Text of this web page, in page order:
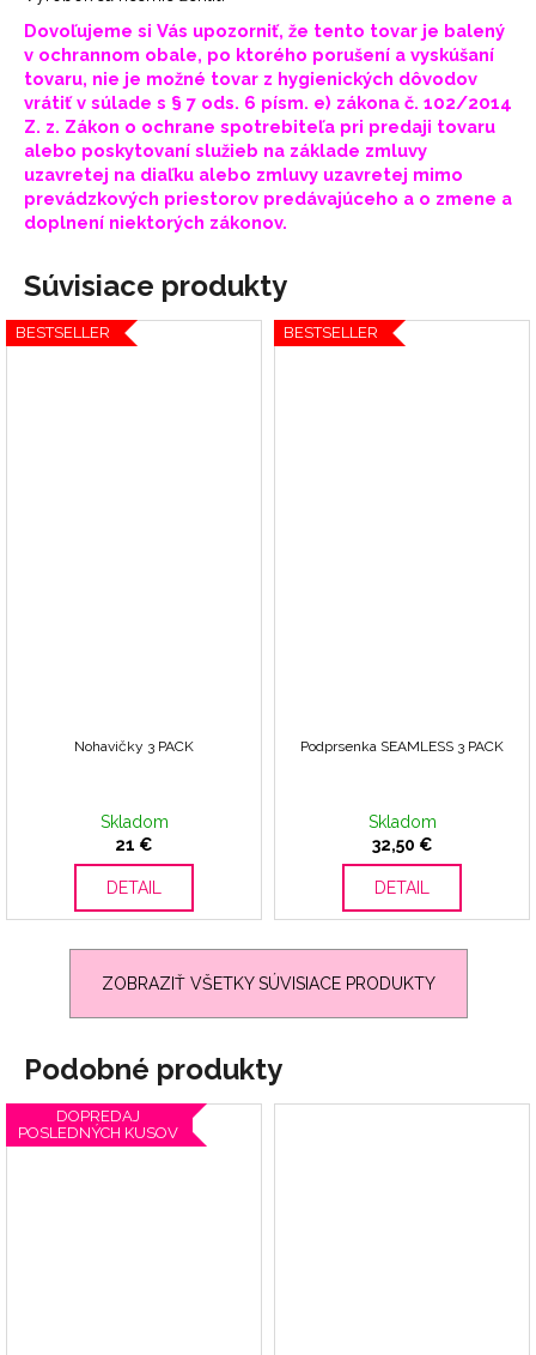
Dovoľujeme si Vás upozorniť, že tento tovar je balený
v ochrannom obale, po ktorého porušení a vyskúšaní
tovaru, nie je možné tovar z hygienických dôvodov
vrátiť v súlade s § 7 ods. 6 písm. e) zákona č. 102/2014
Z. z. Zákon o ochrane spotrebiteľa pri predaji tovaru
alebo poskytovaní služieb na základe zmluvy
uzavretej na diaľku alebo zmluvy uzavretej mimo
prevádzkových priestorov predávajúceho a o zmene a
doplnení niektorých zákonov.
Súvisiace produkty
BESTSELLER
Nohavičky 3 PACK
Skladom
21 €
DETAIL
BESTSELLER
Podprsenka SEAMLESS 3 PACK
Skladom
32,50 €
DETAIL
ZOBRAZIŤ VŠETKY SÚVISIACE PRODUKTY
Podobné produkty
DOPREDAJ
POSLEDNÝCH KUSOV